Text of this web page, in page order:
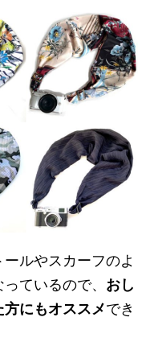
ルやスカーフのよ
ているので、 おし
にもオススメでき